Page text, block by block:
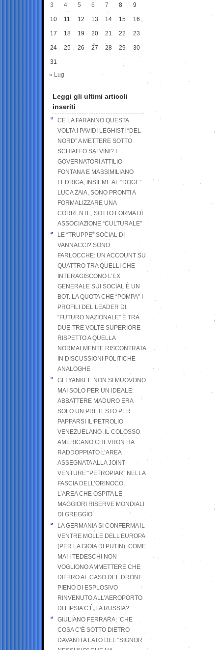
3 4 5 6 7 8 9
10 11 12 13 14 15 16
17 18 19 20 21 22 23
24 25 26 27 28 29 30
31
« Lug
Leggi gli ultimi articoli
inseriti
CE LA FARANNO QUESTA
VOLTA I PAVIDI LEGHISTI “DEL
NORD” A METTERE SOTTO
SCHIAFFO SALVINI? I
GOVERNATORI ATTILIO
FONTANA E MASSIMILIANO
FEDRIGA, INSIEME AL “DOGE”
LUCA ZAIA, SONO PRONTI A
FORMALIZZARE UNA
CORRENTE, SOTTO FORMA DI
ASSOCIAZIONE “CULTURALE”
LE “TRUPPE” SOCIAL DI
VANNACCI? SONO
FARLOCCHE: UN ACCOUNT SU
QUATTRO TRA QUELLI CHE
INTERAGISCONO L’EX
GENERALE SUI SOCIAL È UN
BOT. LA QUOTA CHE “POMPA” I
PROFILI DEL LEADER DI
“FUTURO NAZIONALE” È TRA
DUE-TRE VOLTE SUPERIORE
RISPETTO A QUELLA
NORMALMENTE RISCONTRATA
IN DISCUSSIONI POLITICHE
ANALOGHE
GLI YANKEE NON SI MUOVONO
MAI SOLO PER UN IDEALE:
ABBATTERE MADURO ERA
SOLO UN PRETESTO PER
PAPPARSI IL PETROLIO
VENEZUELANO .IL COLOSSO
AMERICANO CHEVRON HA
RADDOPPIATO L’AREA
ASSEGNATA ALLA JOINT
VENTURE “PETROPIAR” NELLA
FASCIA DELL’ORINOCO,
L’AREA CHE OSPITA LE
MAGGIORI RISERVE MONDIALI
DI GREGGIO
LA GERMANIA SI CONFERMA IL
VENTRE MOLLE DELL’EUROPA
(PER LA GIOIA DI PUTIN). COME
MAI I TEDESCHI NON
VOGLIONO AMMETTERE CHE
DIETRO AL CASO DEL DRONE
PIENO DI ESPLOSIVO
RINVENUTO ALL’AEROPORTO
DI LIPSIA C’È LA RUSSIA?
GIULIANO FERRARA: ’CHE
COSA C’È SOTTO DIETRO
DAVANTI A LATO DEL “SIGNOR